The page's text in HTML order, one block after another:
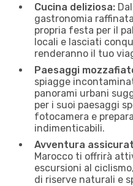
Cucina deliziosa:
gastronomia
propria festa per il
locali e lasciati
renderanno il tuo
Paesaggi
spiagge
panorami urbani
per i suoi paesaggi
fotocamera e
indimenticabili.
Avventura
Marocco ti offrirà
escursioni al
di riserve naturali e